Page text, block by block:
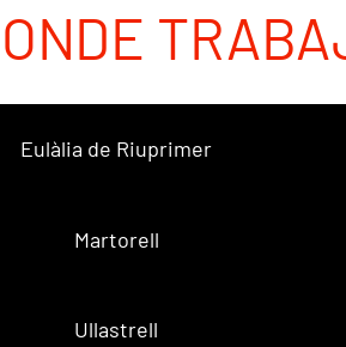
Eulàlia de Riuprimer
Martorell
Ullastrell